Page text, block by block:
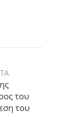
του
του